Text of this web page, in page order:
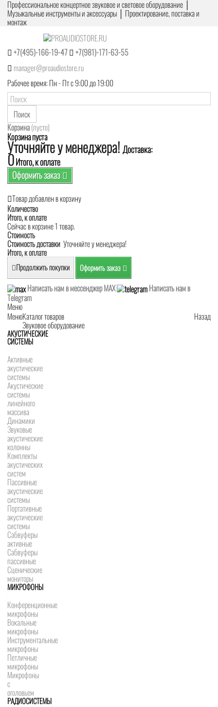
Профессиональное концертное звуковое и световое оборудование │
Музыкальные инструменты и аксессуары │ Проектирование, поставка и
монтаж
+7(495)-166-19-47
+7(981)-171-63-55
manager@proaudiostore.ru
Рабочее время: Пн - Пт с 9:00 до 19:00
Поиск
Корзина(пусто)
Корзина пуста
Уточняйте у менеджера! Доставка:
0Итого, к оплате
Оформить заказ
Товар добавлен в корзину
Количество
Итого, к оплате
Сейчас в корзине 1 товар.
Стоимость
Стоимость доставки Уточняйте у менеджера!
Итого, к оплате
Продолжить покупки Оформить заказ
Написать нам в мессенджер MAX
Написать нам в
Telegram
Меню
Меню
Назад
Каталог товаров
Звуковое оборудование
АКУСТИЧЕСКИЕ
СИСТЕМЫ
Активные
акустические
системы
Акустические
системы
линейного
массива
Динамики
Звуковые
акустические
колонны
Комплекты
акустических
систем
Пассивные
акустические
системы
Портативные
акустические
системы
Сабвуферы
активные
Сабвуферы
пассивные
Сценические
мониторы
МИКРОФОНЫ
Конференционные
микрофоны
Вокальные
микрофоны
Инструментальные
микрофоны
Петличные
микрофоны
Микрофоны
с
оголовьем
РАДИОСИСТЕМЫ